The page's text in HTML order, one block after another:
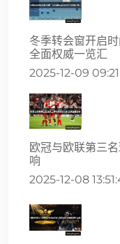
冬季转会窗开启
全面权威一览汇
2025-12-09
欧冠与欧联第三
响
2025-12-08